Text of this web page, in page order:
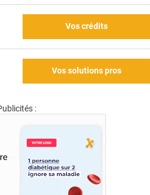
Vos crédits
Vos solutions pros
: